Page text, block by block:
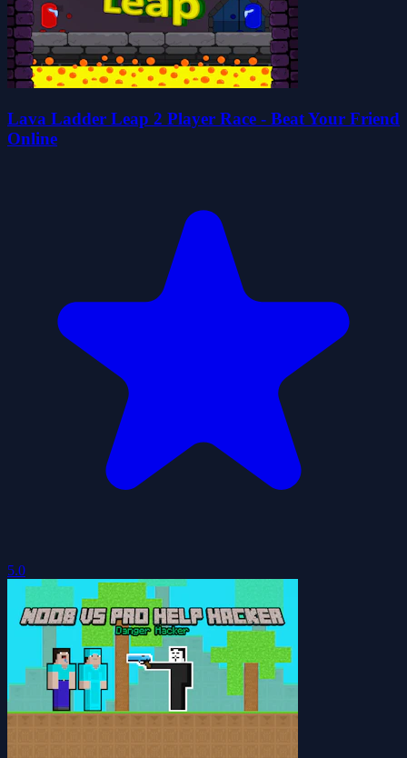
Lava Ladder Leap 2 Player Race - Beat Your Friend
Online
5.0